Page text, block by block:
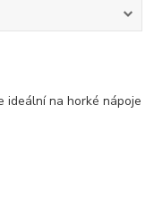
ideální na horké nápoje